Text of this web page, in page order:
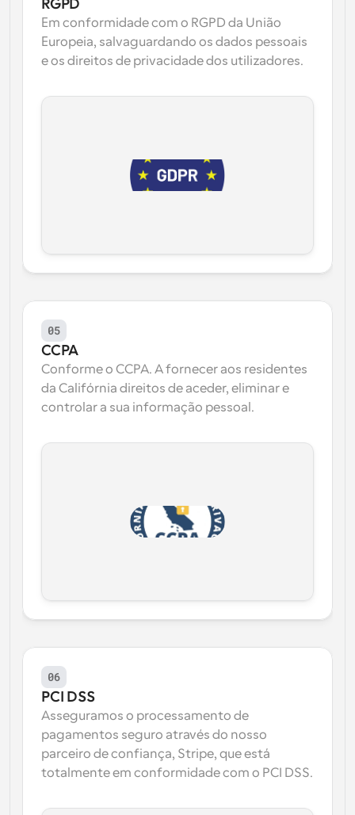
RGPD
Em conformidade com o RGPD da União
Europeia, salvaguardando os dados pessoais
e os direitos de privacidade dos utilizadores.
05
CCPA
Conforme o CCPA. A fornecer aos residentes
da Califórnia direitos de aceder, eliminar e
controlar a sua informação pessoal.
06
PCI DSS
Asseguramos o processamento de
pagamentos seguro através do nosso
parceiro de confiança, Stripe, que está
totalmente em conformidade com o PCI DSS.